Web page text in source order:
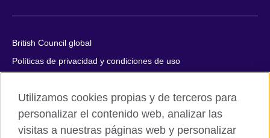
British Council global
Políticas de privacidad y condiciones de uso
Cookies
Quejas y comentarios
Mapa del sitio
Utilizamos cookies propias y de terceros para
personalizar el contenido web, analizar las
visitas a nuestras páginas web y personalizar